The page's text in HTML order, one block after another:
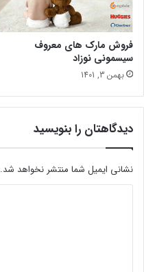
فروش مارک های معروف
سیسمونی نوزاد
بهمن 3, 1401
دیدگاهتان را بنویسید
نشانی ایمیل شما منتشر نخواهد شد.